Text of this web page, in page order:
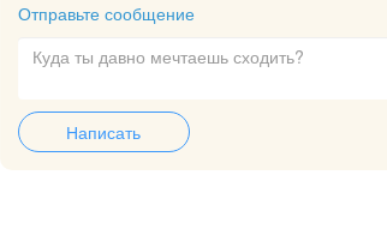
Отправьте сообщение
Написать